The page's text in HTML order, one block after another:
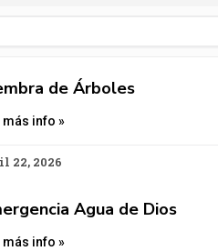
de Árboles
más info »
22, 2026
Agua de Dios
más info »